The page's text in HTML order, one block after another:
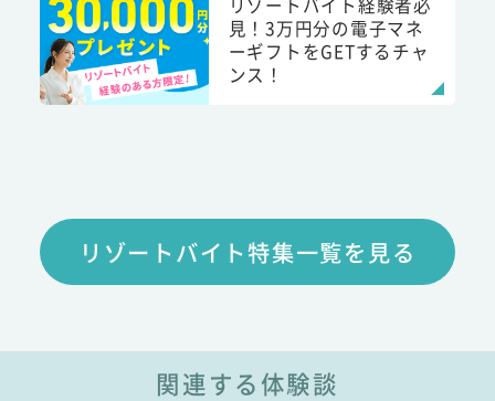
見！3万円分の電子マネ
ーギフトをGETするチャ
ンス！
リゾートバイト特集一覧を見る
関連する体験談